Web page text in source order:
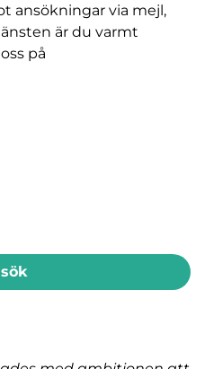
ansökningar via mejl,
är du varmt
på